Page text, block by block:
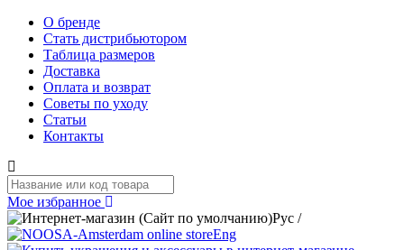
О бренде
Стать дистрибьютором
Таблица размеров
Доставка
Оплата и возврат
Советы по уходу
Статьи
Контакты
Мое избранное
Рус /
Eng